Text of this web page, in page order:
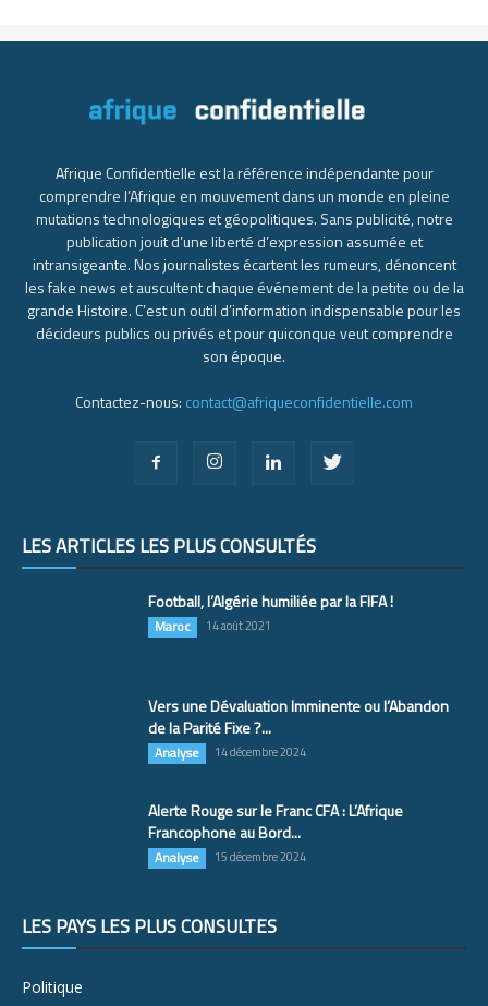
Afrique Confidentielle est la référence indépendante pour
comprendre l’Afrique en mouvement dans un monde en pleine
mutations technologiques et géopolitiques. Sans publicité, notre
publication jouit d’une liberté d’expression assumée et
intransigeante. Nos journalistes écartent les rumeurs, dénoncent
les fake news et auscultent chaque événement de la petite ou de la
grande Histoire. C’est un outil d’information indispensable pour les
décideurs publics ou privés et pour quiconque veut comprendre
son époque.
Contactez-nous: contact@afriqueconfidentielle.com
LES ARTICLES LES PLUS CONSULTÉS
Football, l’Algérie humiliée par la FIFA !
Maroc 14 août 2021
Vers une Dévaluation Imminente ou l’Abandon
de la Parité Fixe ?...
Analyse 14 décembre 2024
Alerte Rouge sur le Franc CFA : L’Afrique
Francophone au Bord...
Analyse 15 décembre 2024
LES PAYS LES PLUS CONSULTÉS
Politique